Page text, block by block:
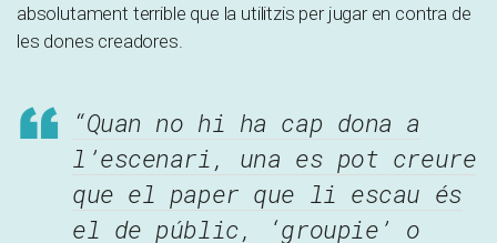
absolutament terrible que la utilitzis per jugar en contra de
les dones creadores.
“Quan no hi ha cap dona a
l’escenari, una es pot creure
que el paper que li escau és
el de públic, ‘groupie’ o